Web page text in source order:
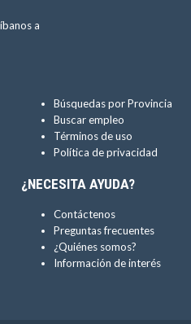
a
Búsquedas por Provincia
Buscar empleo
Términos de uso
Política de privacidad
¿NECESITA AYUDA?
Contáctenos
Preguntas frecuentes
¿Quiénes somos?
Información de interés